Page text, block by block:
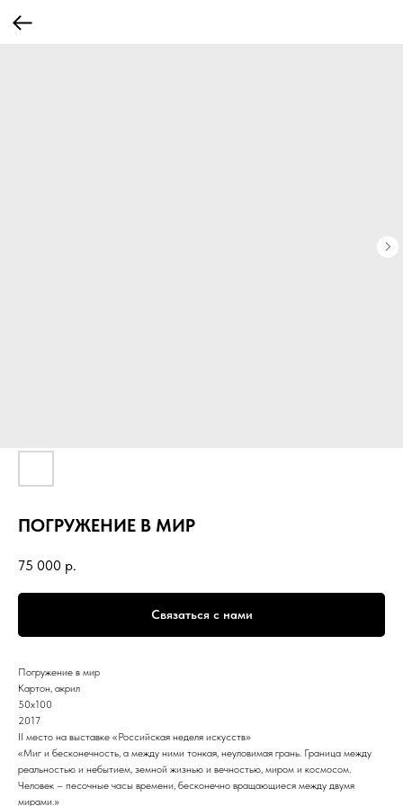
ПОГРУЖЕНИЕ В МИР
75 000 р.
Связаться с нами
Погружение в мир
Картон, акрил
50х100
2017
II место на выставке «Российская неделя искусств»
«Миг и бесконечность, а между ними тонкая, неуловимая грань. Граница между
реальностью и небытием, земной жизнью и вечностью, миром и космосом.
Человек – песочные часы времени, бесконечно вращающиеся между двумя
мирами.»